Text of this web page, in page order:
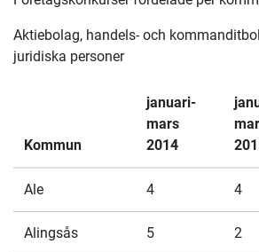
Aktiebolag, handels- och
juridiska personer
Kommun
januari-
mars
2014
Ale 4 4
Alingsås 5 2